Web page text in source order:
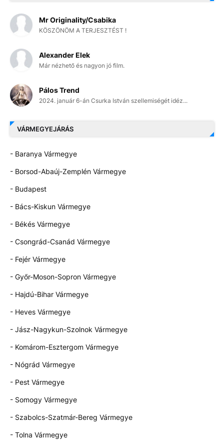
Mr Originality/Csabika
KÖSZÖNÖM A TERJESZTÉST !
Alexander Elek
Már nézhető és nagyon jó film.
Pálos Trend
2024. január 6-án Csurka István szellemiségét idéz...
VÁRMEGYEJÁRÁS
- Baranya Vármegye
- Borsod-Abaúj-Zemplén Vármegye
- Budapest
- Bács-Kiskun Vármegye
- Békés Vármegye
- Csongrád-Csanád Vármegye
- Fejér Vármegye
- Győr-Moson-Sopron Vármegye
- Hajdú-Bihar Vármegye
- Heves Vármegye
- Jász-Nagykun-Szolnok Vármegye
- Komárom-Esztergom Vármegye
- Nógrád Vármegye
- Pest Vármegye
- Somogy Vármegye
- Szabolcs-Szatmár-Bereg Vármegye
- Tolna Vármegye